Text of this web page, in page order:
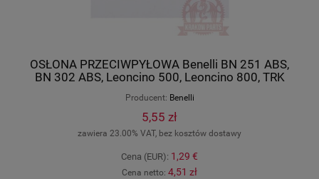
OSŁONA PRZECIWPYŁOWA Benelli BN 251 ABS,
BN 302 ABS, Leoncino 500, Leoncino 800, TRK
Producent: Benelli
5,55 zł
zawiera 23.00% VAT, bez kosztów dostawy
Cena (EUR): 1,29 €
Cena netto: 4,51 zł